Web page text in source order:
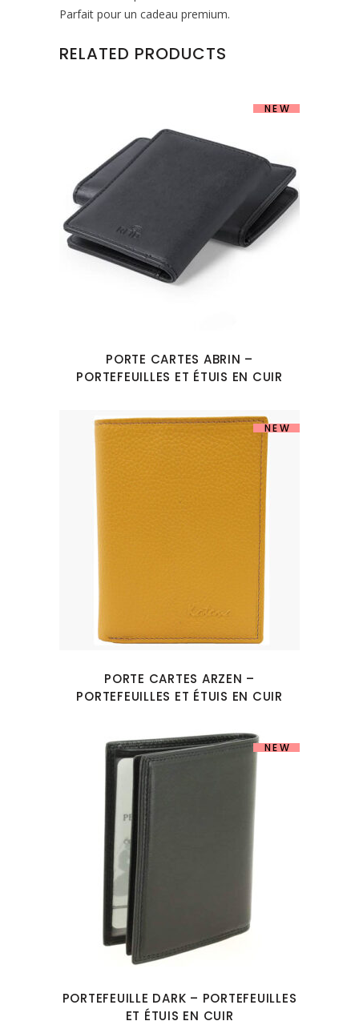
Parfait pour un cadeau premium.
RELATED PRODUCTS
NEW
PORTE CARTES ABRIN –
PORTEFEUILLES ET ÉTUIS EN CUIR
NEW
PORTE CARTES ARZEN –
PORTEFEUILLES ET ÉTUIS EN CUIR
NEW
PORTEFEUILLE DARK – PORTEFEUILLES
ET ÉTUIS EN CUIR